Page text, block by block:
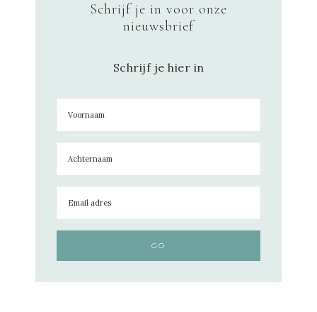
Schrijf je in voor onze
nieuwsbrief
Schrijf je hier in